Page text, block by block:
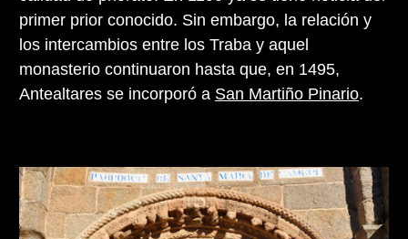
primer prior conocido. Sin embargo, la relación y
los intercambios entre los Traba y aquel
monasterio continuaron hasta que, en 1495,
Antealtares se incorporó a San Martiño Pinario.